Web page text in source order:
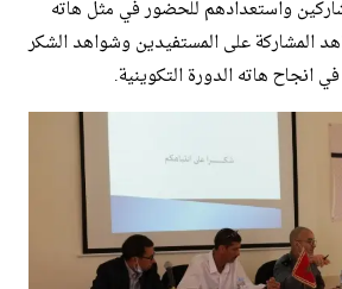
واستعدادهم للحضور في مثل هاته
المشاركة على المستفيدين وشواهد الشكر
انجاح هاته الدورة التكوينية.